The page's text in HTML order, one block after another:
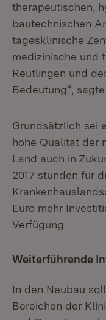
therapeutischen,
bautechnischen
tagesklinische
medizinische und
Reutlingen und
Bedeutung“,
Grundsätzlich sei
hohe Qualität der
Land auch in
2017 stünden für
Euro mehr
Verfügung.
Weiterführende
In den Neubau
Bereichen der